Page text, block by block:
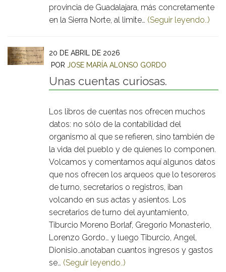
provincia de Guadalajara, más concretamente
en la Sierra Norte, al limite… (Seguir leyendo..)
20 DE ABRIL DE 2026
POR JOSE MARÍA ALONSO GORDO
Unas cuentas curiosas.
Los libros de cuentas nos ofrecen muchos
datos: no sólo de la contabilidad del
organismo al que se refieren, sino también de
la vida del pueblo y de quienes lo componen.
Volcamos y comentamos aquí algunos datos
que nos ofrecen los arqueos que lo tesoreros
de turno, secretarios o registros, iban
volcando en sus actas y asientos. Los
secretarios de turno del ayuntamiento,
Tiburcio Moreno Borlaf, Gregorio Monasterio,
Lorenzo Gordo… y luego Tiburcio, Angel,
Dionisio…anotaban cuantos ingresos y gastos
se… (Seguir leyendo..)